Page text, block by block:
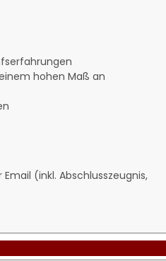
hohen Maß an
(inkl. Abschlusszeugnis,